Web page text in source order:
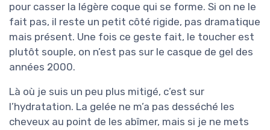
pour casser la légère coque qui se forme. Si on ne le
fait pas, il reste un petit côté rigide, pas dramatique
mais présent. Une fois ce geste fait, le toucher est
plutôt souple, on n’est pas sur le casque de gel des
années 2000.
Là où je suis un peu plus mitigé, c’est sur
l’hydratation. La gelée ne m’a pas desséché les
cheveux au point de les abîmer, mais si je ne mets